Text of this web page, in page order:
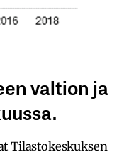
valtion ja
Tilastokeskuksen